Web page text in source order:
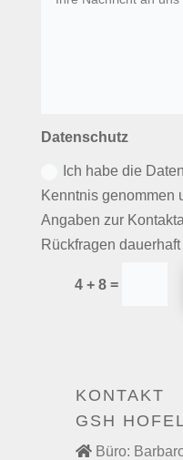
Datenschutz
Ich habe die
Kenntnis genommen
Angaben zur
Rückfragen
4 + 8 =
KONTAKT
GSH
Büro: